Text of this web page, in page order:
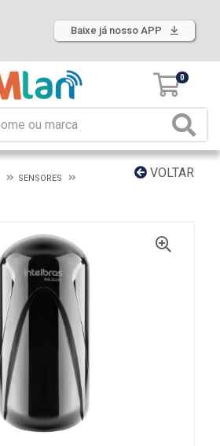
Baixe já nosso APP
0
VOLTAR
SENSORES